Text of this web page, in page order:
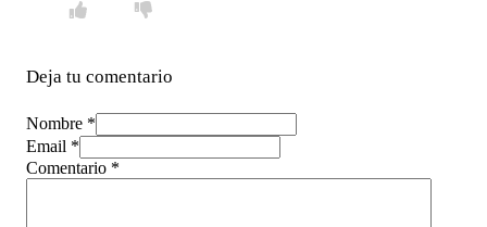
Deja tu comentario
Nombre *
Email *
Comentario *